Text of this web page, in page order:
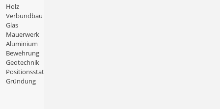
Holz
Verbundbau
Glas
Mauerwerk
Aluminium
Bewehrung
Geotechnik
Positionsstatik
Gründung